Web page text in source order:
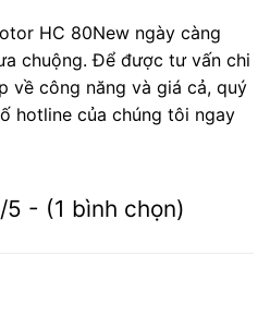
HC 80New ngày càng
chuộng. Để được tư vấn chi
về công năng và giá cả, quý
hotline của chúng tôi ngay
5 - (1 bình chọn)